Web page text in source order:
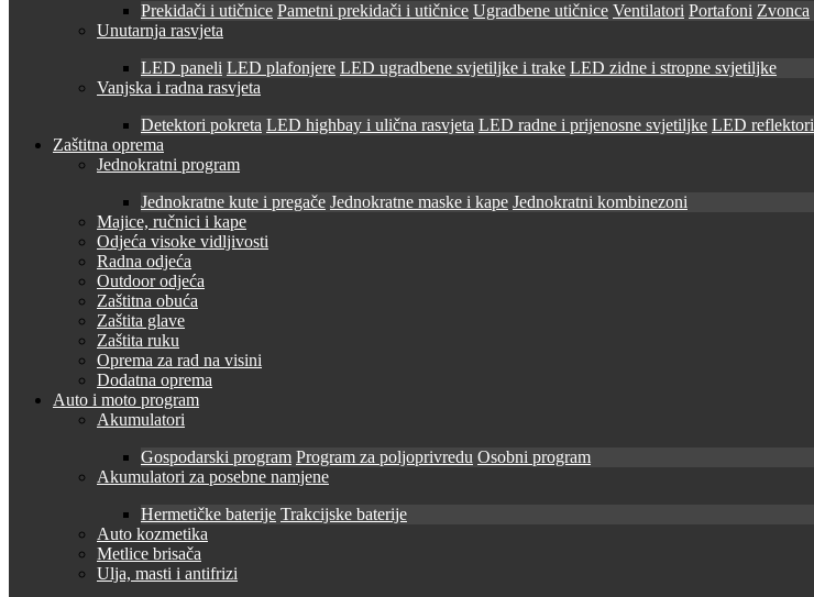
Prekidači i utičnice Pametni prekidači i utičnice Ugradbene utičnice Ventilatori Portafoni Zvonca
Unutarnja rasvjeta
LED paneli LED plafonjere LED ugradbene svjetiljke i trake LED zidne i stropne svjetiljke
Vanjska i radna rasvjeta
Detektori pokreta LED highbay i ulična rasvjeta LED radne i prijenosne svjetiljke LED reflektori
Zaštitna oprema
Jednokratni program
Jednokratne kute i pregače Jednokratne maske i kape Jednokratni kombinezoni
Majice, ručnici i kape
Odjeća visoke vidljivosti
Radna odjeća
Outdoor odjeća
Zaštitna obuća
Zaštita glave
Zaštita ruku
Oprema za rad na visini
Dodatna oprema
Auto i moto program
Akumulatori
Gospodarski program Program za poljoprivredu Osobni program
Akumulatori za posebne namjene
Hermetičke baterije Trakcijske baterije
Auto kozmetika
Metlice brisača
Ulja, masti i antifrizi